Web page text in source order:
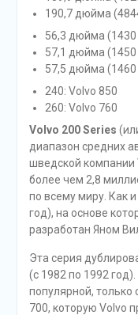
190,7 дюйма
56,3 дюйма
57,1 дюйма (1450
57,5 дюйма
240: Volvo 850
260: Volvo 760
Volvo 200 Series
диапазон средних
шведской компании
более чем 2,8
по всему миру. Как
год), на основе
разработан Яном
Эта серия
(с 1982 по 1992
популярной, только
700, которую Volvo